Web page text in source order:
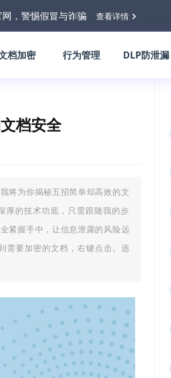
，警惕假冒与诈骗 查看详情
档加密 行为管理 DLP防泄漏
档安全
将为你揭秘五招简单却高效的文
厚的技术功底，只需跟随我的步
紧握手中，让信息泄露的风险远
需要加密的文档，右键点击。选